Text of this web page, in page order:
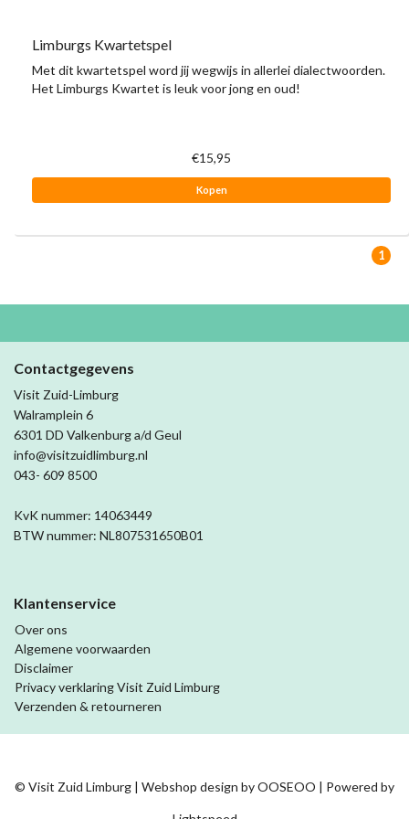
Limburgs Kwartetspel
Met dit kwartetspel word jij wegwijs in allerlei dialectwoorden.
Het Limburgs Kwartet is leuk voor jong en oud!
€15,95
Kopen
1
Contactgegevens
Visit Zuid-Limburg
Walramplein 6
6301 DD Valkenburg a/d Geul
info@visitzuidlimburg.nl
043- 609 8500
KvK nummer: 14063449
BTW nummer: NL807531650B01
Klantenservice
Over ons
Algemene voorwaarden
Disclaimer
Privacy verklaring Visit Zuid Limburg
Verzenden & retourneren
© Visit Zuid Limburg | Webshop design byOOSEOO | Powered by